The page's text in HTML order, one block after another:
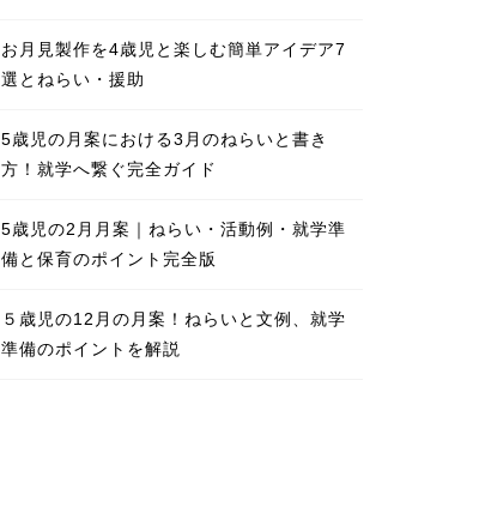
お月見製作を4歳児と楽しむ簡単アイデア7
選とねらい・援助
5歳児の月案における3月のねらいと書き
方！就学へ繋ぐ完全ガイド
5歳児の2月月案｜ねらい・活動例・就学準
備と保育のポイント完全版
５歳児の12月の月案！ねらいと文例、就学
準備のポイントを解説